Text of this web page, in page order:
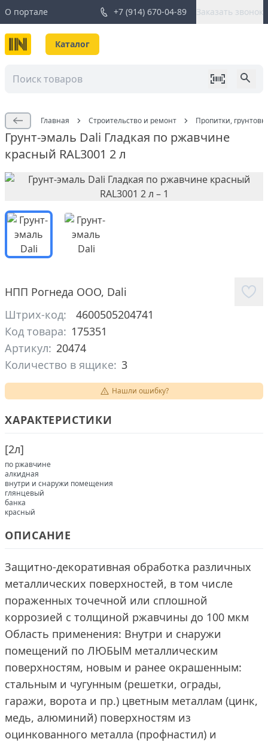
О портале +7 (914) 670-04-89 Заказать звонок
Каталог
Главная Строительство и ремонт Пропитки,
Грунт-эмаль Dali Гладкая по ржавчине
красный RAL3001 2 л
НПП Рогнеда ООО, Dali
Штрих-код:
4600505204741
Код товара: 175351
Артикул: 20474
Количество в ящике: 3
Нашли ошибку?
ХАРАКТЕРИСТИКИ
[2л]
по ржавчине
алкидная
внутри и снаружи помещения
глянцевый
банка
красный
ОПИСАНИЕ
Защитно-декоративная обработка различных
металлических поверхностей, в том числе
пораженных точечной или сплошной
коррозией c толщиной ржавчины до 100 мкм
Область применения: Внутри и снаружи
помещений по ЛЮБЫМ металлическим
поверхностям, новым и ранее окрашенным:
стальным и чугунным (решетки, ограды,
гаражи, ворота и пр.) цветным металлам (цинк,
медь, алюминий) поверхностям из
оцинкованного металла (профнастил) и